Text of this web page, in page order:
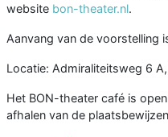
website bon-theater.nl.
Aanvang van de voorstelling
Locatie: Admiraliteitsweg 6
Het BON-theater café is
afhalen van de